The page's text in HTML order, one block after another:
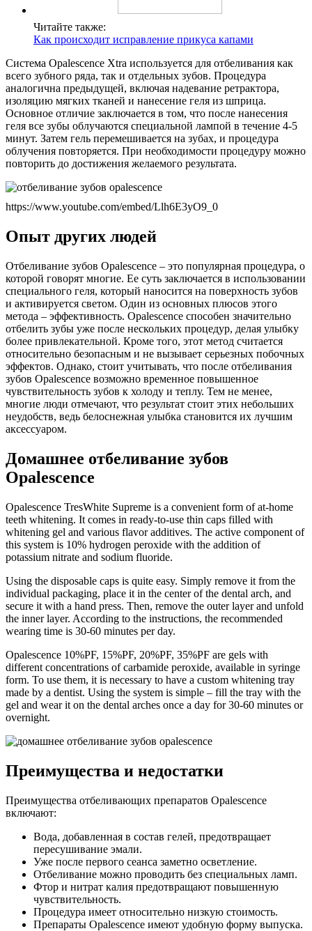
Читайте также:
Как происходит исправление прикуса капами
Система Opalescence Xtra используется для отбеливания как
всего зубного ряда, так и отдельных зубов. Процедура
аналогична предыдущей, включая надевание ретрактора,
изоляцию мягких тканей и нанесение геля из шприца.
Основное отличие заключается в том, что после нанесения
геля все зубы облучаются специальной лампой в течение 4-5
минут. Затем гель перемешивается на зубах, и процедура
облучения повторяется. При необходимости процедуру можно
повторить до достижения желаемого результата.
https://www.youtube.com/embed/Llh6E3yO9_0
Опыт других людей
Отбеливание зубов Opalescence – это популярная процедура, о
которой говорят многие. Ее суть заключается в использовании
специального геля, который наносится на поверхность зубов
и активируется светом. Один из основных плюсов этого
метода – эффективность. Opalescence способен значительно
отбелить зубы уже после нескольких процедур, делая улыбку
более привлекательной. Кроме того, этот метод считается
относительно безопасным и не вызывает серьезных побочных
эффектов. Однако, стоит учитывать, что после отбеливания
зубов Opalescence возможно временное повышенное
чувствительность зубов к холоду и теплу. Тем не менее,
многие люди отмечают, что результат стоит этих небольших
неудобств, ведь белоснежная улыбка становится их лучшим
аксессуаром.
Домашнее отбеливание зубов
Opalescence
Opalescence TresWhite Supreme is a convenient form of at-home
teeth whitening. It comes in ready-to-use thin caps filled with
whitening gel and various flavor additives. The active component of
this system is 10% hydrogen peroxide with the addition of
potassium nitrate and sodium fluoride.
Using the disposable caps is quite easy. Simply remove it from the
individual packaging, place it in the center of the dental arch, and
secure it with a hand press. Then, remove the outer layer and unfold
the inner layer. According to the instructions, the recommended
wearing time is 30-60 minutes per day.
Opalescence 10%PF, 15%PF, 20%PF, 35%PF are gels with
different concentrations of carbamide peroxide, available in syringe
form. To use them, it is necessary to have a custom whitening tray
made by a dentist. Using the system is simple – fill the tray with the
gel and wear it on the dental arches once a day for 30-60 minutes or
overnight.
Преимущества и недостатки
Преимущества отбеливающих препаратов Opalescence
включают:
Вода, добавленная в состав гелей, предотвращает
пересушивание эмали.
Уже после первого сеанса заметно осветление.
Отбеливание можно проводить без специальных ламп.
Фтор и нитрат калия предотвращают повышенную
чувствительность.
Процедура имеет относительно низкую стоимость.
Препараты Opalescence имеют удобную форму выпуска.